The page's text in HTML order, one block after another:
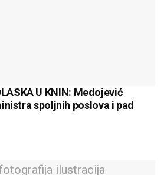
U KNIN: Medojević
spoljnih poslova i pad